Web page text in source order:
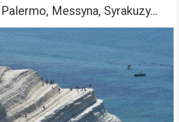
Messyna, Syrakuzy…